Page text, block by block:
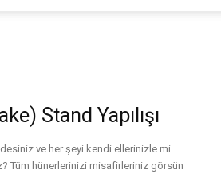
Evim
Stand Yapılışı
ve her şeyi kendi ellerinizle mi
Tüm hünerlerinizi misafirleriniz görsün